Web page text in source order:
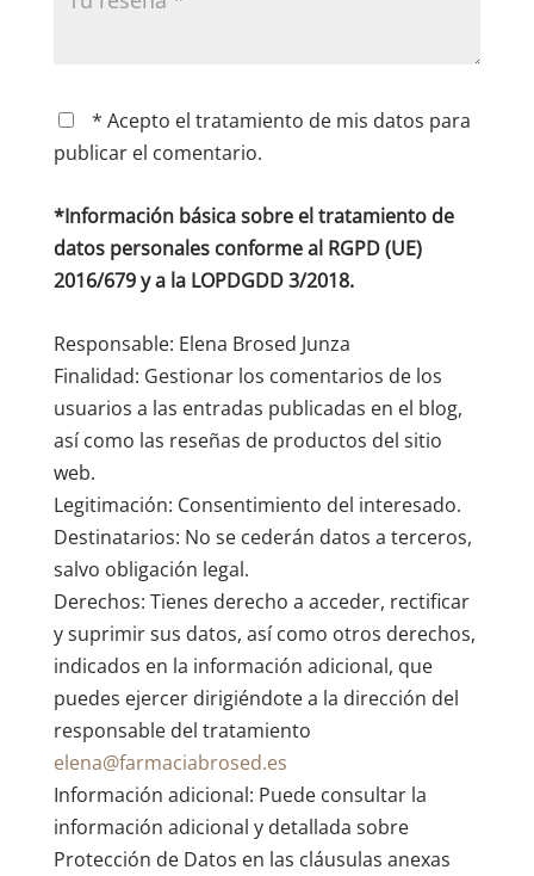
* Acepto el tratamiento de mis datos para
publicar el comentario.
*Información básica sobre el tratamiento de
datos personales conforme al RGPD (UE)
2016/679 y a la LOPDGDD 3/2018.
Responsable: Elena Brosed Junza
Finalidad: Gestionar los comentarios de los
usuarios a las entradas publicadas en el blog,
así como las reseñas de productos del sitio
web.
Legitimación: Consentimiento del interesado.
Destinatarios: No se cederán datos a terceros,
salvo obligación legal.
Derechos: Tienes derecho a acceder, rectificar
y suprimir sus datos, así como otros derechos,
indicados en la información adicional, que
puedes ejercer dirigiéndote a la dirección del
responsable del tratamiento
elena@farmaciabrosed.es
Información adicional: Puede consultar la
información adicional y detallada sobre
Protección de Datos en las cláusulas anexas